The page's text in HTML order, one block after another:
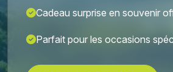
Cadeau surprise en souvenir
Parfait pour les occasions